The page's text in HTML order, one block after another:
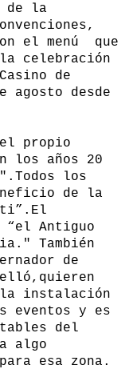
de la
el menú que
celebración
de
agosto desde
el propio
los años 20
los
de la
ti”.El
“el Antiguo
También
de
instalación
eventos y es
del
algo
esa zona.